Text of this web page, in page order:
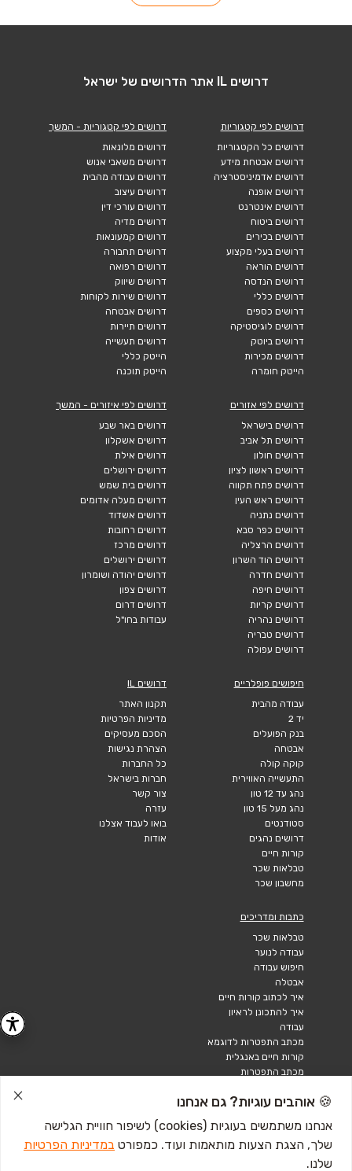
דרושים IL אתר הדרושים של ישראל
דרושים לפי קטגוריות
דרושים כל הקטגוריות
דרושים אבטחת מידע
דרושים אדמיניסטרציה
דרושים אופנה
דרושים אינטרנט
דרושים ביטוח
דרושים בכירים
דרושים בעלי מקצוע
דרושים הוראה
דרושים הנדסה
דרושים כללי
דרושים כספים
דרושים לוגיסטיקה
דרושים ביוטק
דרושים מכירות
הייטק חומרה
דרושים לפי קטגוריות - המשך
דרושים מלונאות
דרושים משאבי אנוש
דרושים עבודה מהבית
דרושים עיצוב
דרושים עורכי דין
דרושים מדיה
דרושים קמעונאות
דרושים תחבורה
דרושים רפואה
דרושים שיווק
דרושים שירות לקוחות
דרושים אבטחה
דרושים תיירות
דרושים תעשייה
הייטק כללי
הייטק תוכנה
דרושים לפי אזורים
דרושים בישראל
דרושים תל אביב
דרושים חולון
דרושים ראשון לציון
דרושים פתח תקווה
דרושים ראש העין
דרושים נתניה
דרושים כפר סבא
דרושים הרצליה
דרושים הוד השרון
דרושים חדרה
דרושים חיפה
דרושים קריות
דרושים נהריה
דרושים טבריה
דרושים עפולה
דרושים לפי איזורים - המשך
דרושים באר שבע
דרושים אשקלון
דרושים אילת
דרושים ירושלים
דרושים בית שמש
דרושים מעלה אדומים
דרושים אשדוד
דרושים רחובות
דרושים מרכז
דרושים ירושלים
דרושים יהודה ושומרון
דרושים צפון
דרושים דרום
עבודות בחו"ל
חיפושים פופלריים
עבודה מהבית
יד 2
בנק הפועלים
אבטחה
קוקה קולה
התעשייה האווירית
נהג עד 12 טון
נהג מעל 15 טון
סטודנטים
דרושים נהגים
קורות חיים
טבלאות שכר
מחשבון שכר
דרושים IL
תקנון האתר
מדיניות הפרטיות
הסכם מעסיקים
הצהרת נגישות
כל החברות
חברות בישראל
צור קשר
עזרה
בואו לעבוד אצלנו
אודות
כתבות ומדריכים
טבלאות שכר
עבודה לנוער
חיפוש עבודה
אבטלה
איך לכתוב קורות חיים
איך להתכונן לראיון
עבודה
מכתב התפטרות לדוגמא
קורות חיים באנגלית
מכתב התפטרות
🍪 אוהבים עוגיות? גם אנחנו
אנחנו משתמשים בעוגיות (cookies) לשיפור חוויית הגלישה
שלך, הצגת הצעות מותאמות ועוד. כמפורט במדיניות הפרטיות
שלנו.